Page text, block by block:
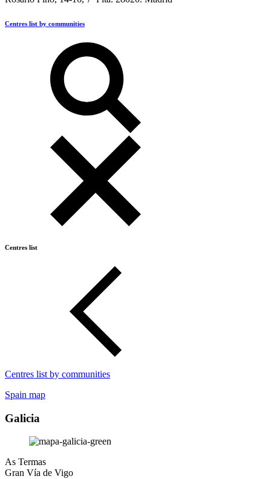
Centres list by communities
Centres list
Centres list by communities
Spain map
Galicia
As Termas
Gran Vía de Vigo